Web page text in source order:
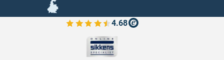
4.68
Bekijk de verfplaza beoordelingen